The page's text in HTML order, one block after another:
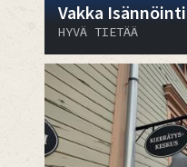
Vakka Isännöinti
HYVÄ TIETÄÄ